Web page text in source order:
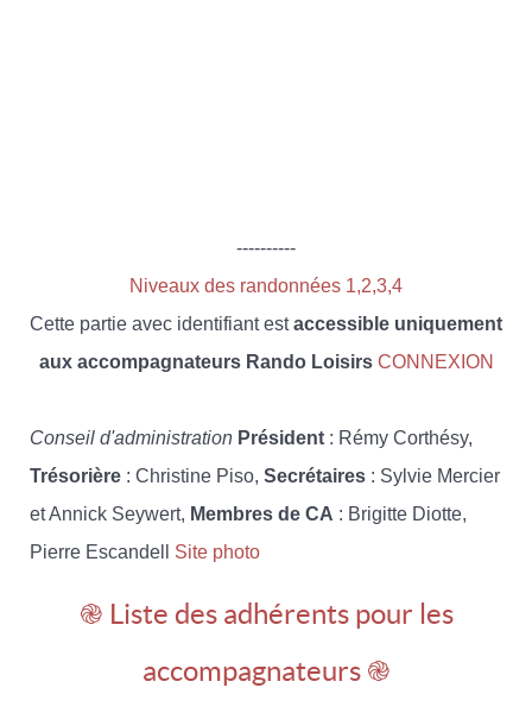
----------
Niveaux des randonnées 1,2,3,4
Cette partie avec identifiant estaccessible uniquement
aux accompagnateurs Rando Loisirs CONNEXION
Conseil d'administration Président : Rémy Corthésy,
Trésorière : Christine Piso, Secrétaires : Sylvie Mercier
et Annick Seywert, Membres de CA : Brigitte Diotte,
Pierre Escandell Site photo
֎ Liste des adhérents pour les
accompagnateurs ֎